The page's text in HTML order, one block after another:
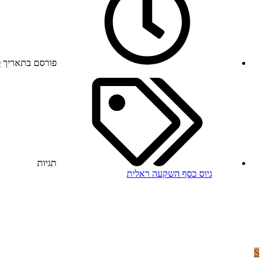
פורסם בתאריך
תגיות
גיוס כסף השקעה ראלית
S